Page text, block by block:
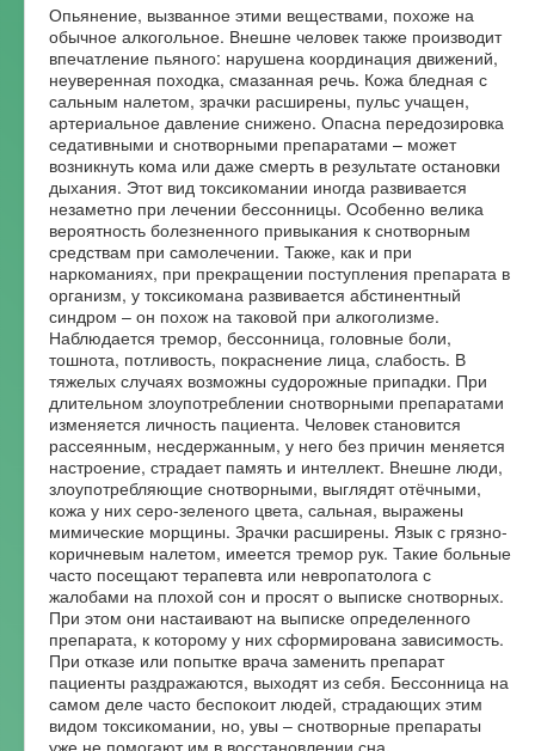
Опьянение, вызванное этими веществами, похоже на
обычное алкогольное. Внешне человек также производит
впечатление пьяного: нарушена координация движений,
неуверенная походка, смазанная речь. Кожа бледная с
сальным налетом, зрачки расширены, пульс учащен,
артериальное давление снижено. Опасна передозировка
седативными и снотворными препаратами – может
возникнуть кома или даже смерть в результате остановки
дыхания. Этот вид токсикомании иногда развивается
незаметно при лечении бессонницы. Особенно велика
вероятность болезненного привыкания к снотворным
средствам при самолечении. Также, как и при
наркоманиях, при прекращении поступления препарата в
организм, у токсикомана развивается абстинентный
синдром – он похож на таковой при алкоголизме.
Наблюдается тремор, бессонница, головные боли,
тошнота, потливость, покраснение лица, слабость. В
тяжелых случаях возможны судорожные припадки. При
длительном злоупотреблении снотворными препаратами
изменяется личность пациента. Человек становится
рассеянным, несдержанным, у него без причин меняется
настроение, страдает память и интеллект. Внешне люди,
злоупотребляющие снотворными, выглядят отёчными,
кожа у них серо-зеленого цвета, сальная, выражены
мимические морщины. Зрачки расширены. Язык с грязно-
коричневым налетом, имеется тремор рук. Такие больные
часто посещают терапевта или невропатолога с
жалобами на плохой сон и просят о выписке снотворных.
При этом они настаивают на выписке определенного
препарата, к которому у них сформирована зависимость.
При отказе или попытке врача заменить препарат
пациенты раздражаются, выходят из себя. Бессонница на
самом деле часто беспокоит людей, страдающих этим
видом токсикомании, но, увы – снотворные препараты
уже не помогают им в восстановлении сна.